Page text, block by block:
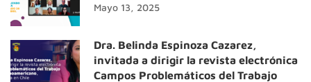
Mayo 13, 2025
Dra. Belinda Espinoza Cazarez,
invitada a dirigir la revista electrónica
Campos Problemáticos del Trabajo